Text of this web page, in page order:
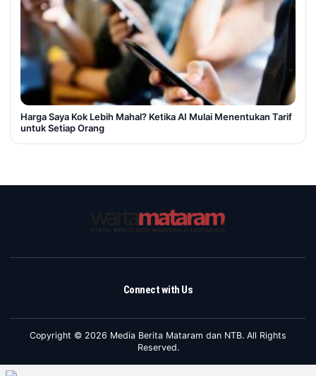
Harga Saya Kok Lebih Mahal? Ketika AI Mulai Menentukan Tarif
untuk Setiap Orang
Connect with Us
Copyright © 2026 Media Berita Mataram dan NTB. All Rights
Reserved.